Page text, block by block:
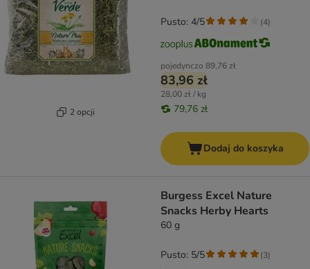
2 opcji
pojedynczo 89,76 zł
83,96 zł
28,00 zł / kg
79,76 zł
Pusto: 4/5 (4)
Dodaj do koszyka
Burgess Excel Nature
Snacks Herby Hearts
60 g
Pusto: 5/5 (3)